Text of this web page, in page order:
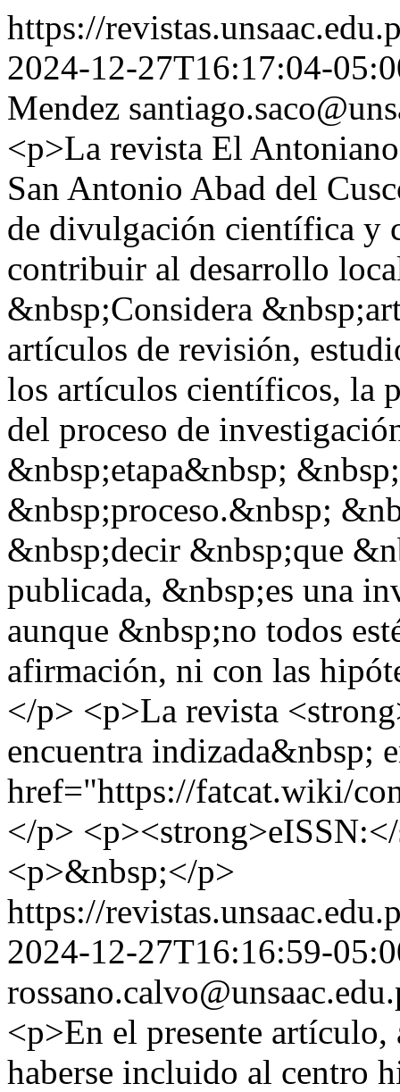
https://
2024-12-27T16:17:04-
Mendez
<p>La revista El
San Antonio Abad del
de divulgación científica y
contribuir al desarrollo
&nbsp;Considera
artículos de revisión,
los artículos científicos, la
del proceso de
&nbsp;etapa&nbsp;
&nbsp;proceso.&nbsp;
&nbsp;decir &nbsp;que
publicada, &nbsp;es una
aunque &nbsp;no todos
afirmación, ni con las
</p> <p>La revista
encuentra indizada&nbsp;
href="https://fatcat.wiki/
</p>
<p>&nbsp;</p>
https://
2024-12-27T16:16:59-
<p>En el presente
haberse incluido al centro